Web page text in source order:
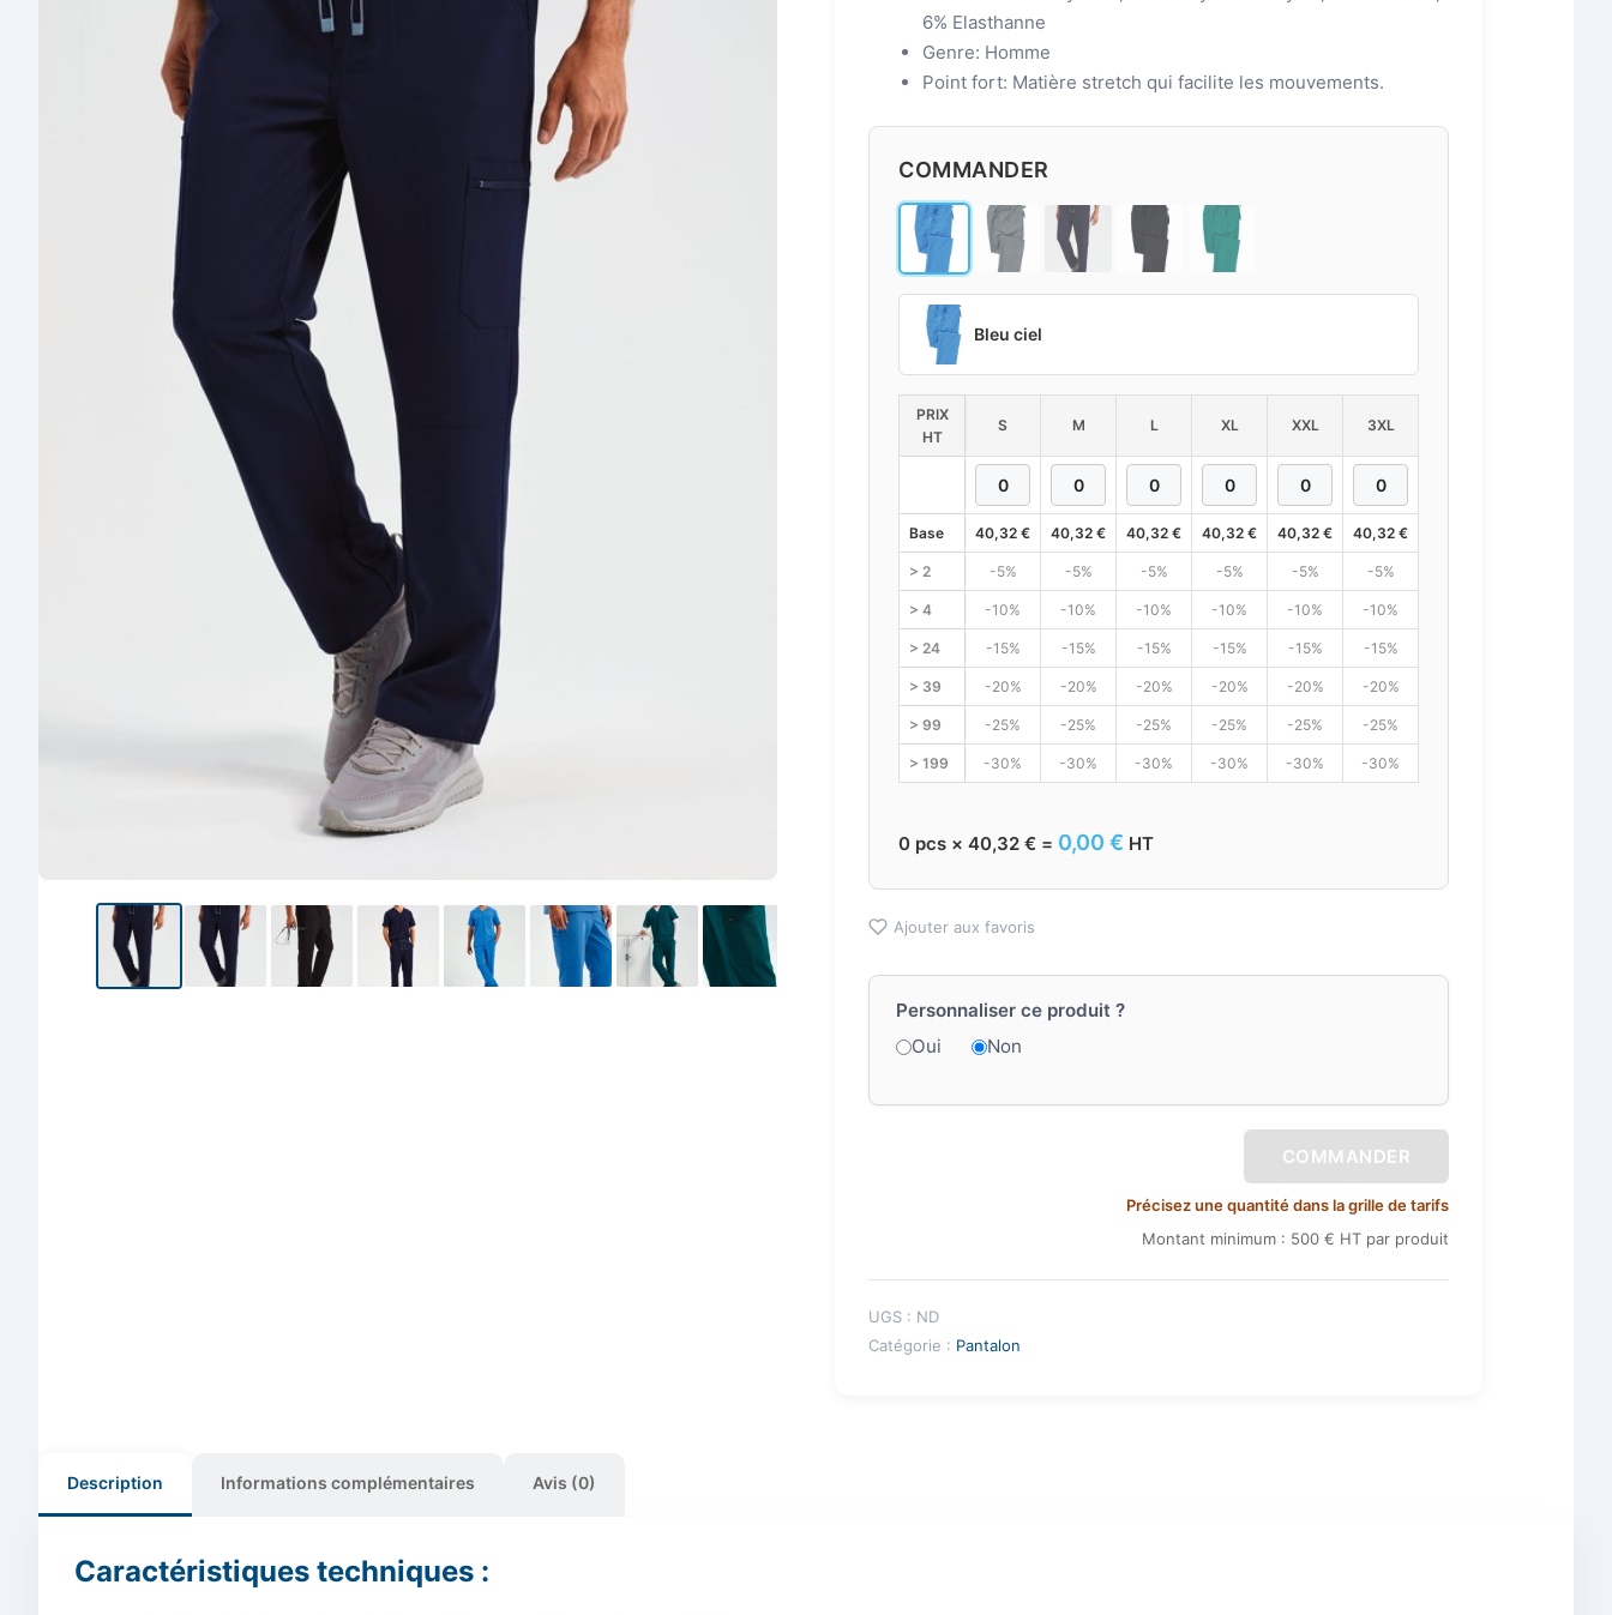
6% Elasthanne
Genre: Homme
Point fort: Matière stretch qui facilite les mouvements.
COMMANDER
Bleu ciel
PRIX
HT
S M L XL XXL 3XL
Base 40,32 € 40,32 € 40,32 € 40,32 € 40,32 € 40,32 €
> 2 -5% -5% -5% -5% -5% -5%
> 4 -10% -10% -10% -10% -10% -10%
> 24 -15% -15% -15% -15% -15% -15%
> 39 -20% -20% -20% -20% -20% -20%
> 99 -25% -25% -25% -25% -25% -25%
> 199 -30% -30% -30% -30% -30% -30%
0 pcs × 40,32 € = 0,00 € HT
Ajouter aux favoris
Personnaliser ce produit ?
Oui
Non
COMMANDER
Précisez une quantité dans la grille de tarifs
Montant minimum : 500 € HT par produit
UGS : ND
Catégorie : Pantalon
Description Informations complémentaires Avis (0)
Caractéristiques techniques :